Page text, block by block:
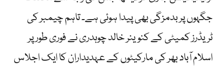
جگہوں پر بدمزگی بھی پیدا ہوئی ہے۔ تاہم چیمبر کی
ٹریڈرز کمیٹی کے کنوینر خالد چوہدری نے فوری طور پر
اسلام آباد بھر کی مارکیٹوں کے عہدیداران کا ایک اجلاس